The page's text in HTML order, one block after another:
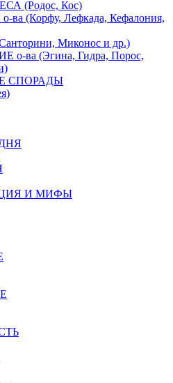
(Родос, Кос)
(Корфу, Лефкада, Кефалония,
Миконос и др.)
ва (Эгина, Гидра, Порос,
СПОРАДЫ
И МИФЫ